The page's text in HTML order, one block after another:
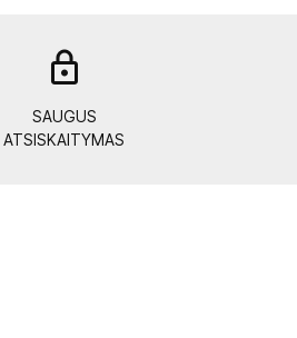
SAUGUS
ATSISKAITYMAS